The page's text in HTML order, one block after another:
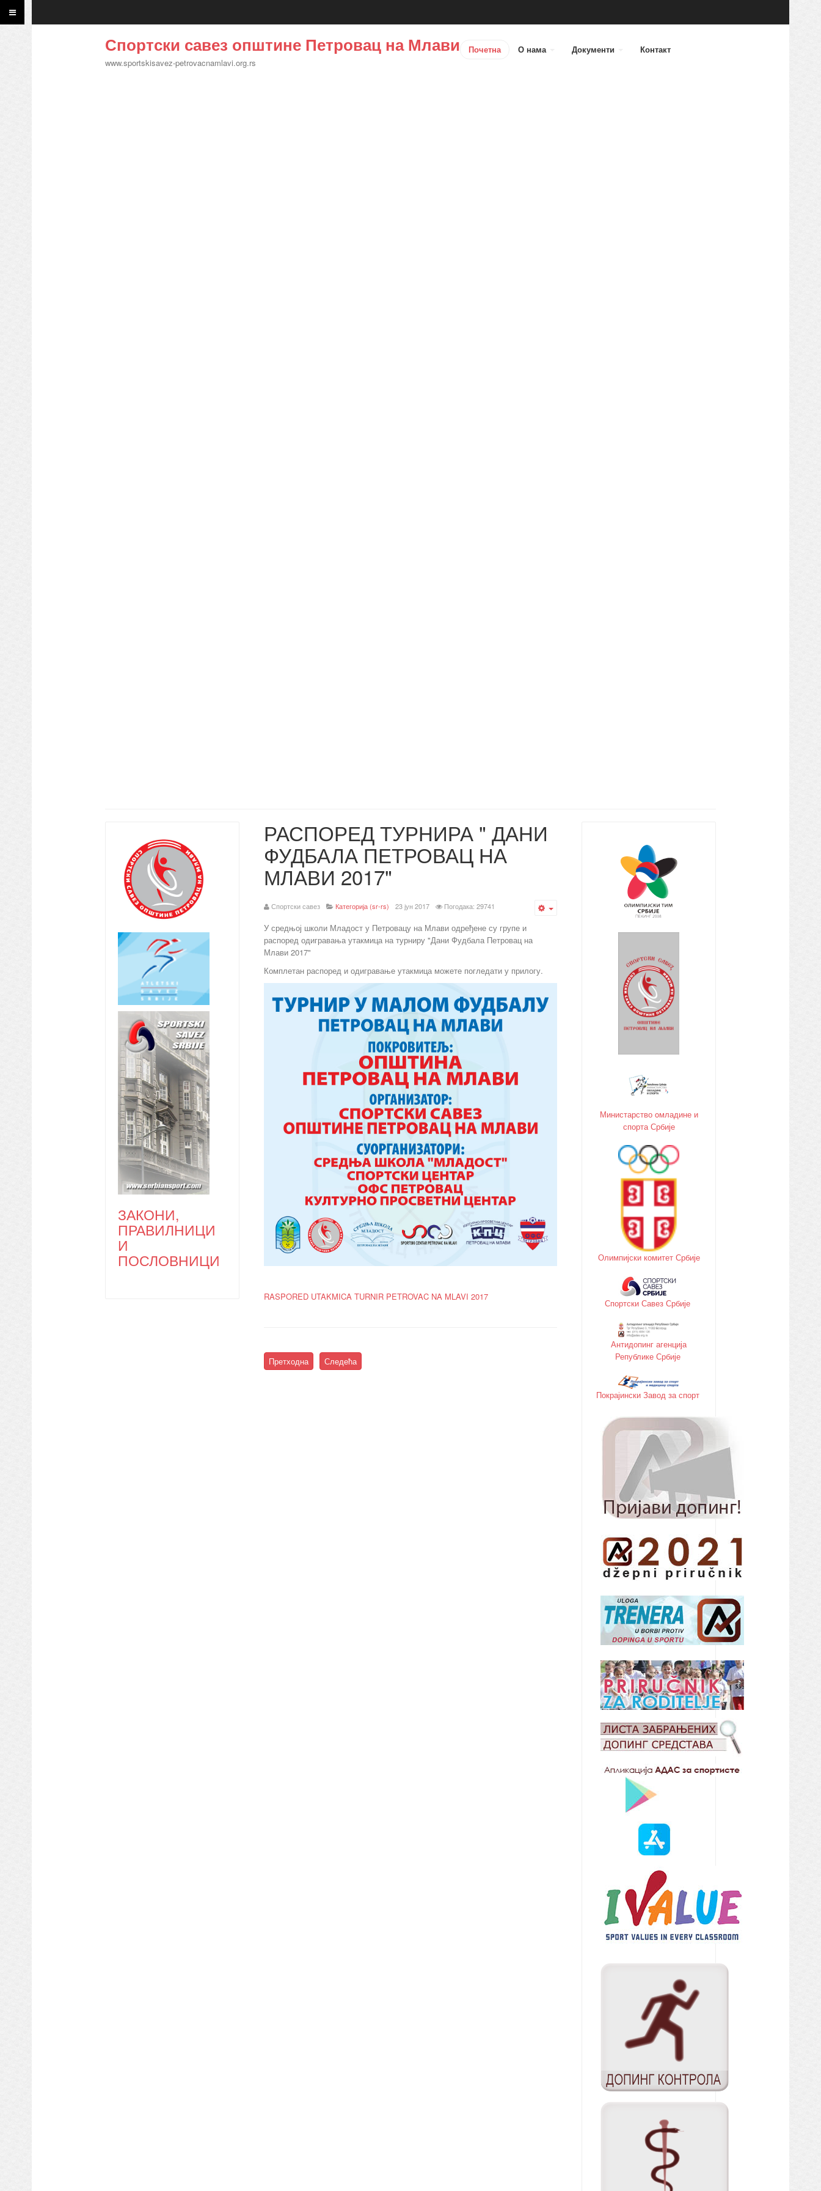
Спортски савез општине Петровац на Млави
www.sportskisavez-petrovacnamlavi.org.rs
Почетна О нама Документи Контакт
РАСПОРЕД ТУРНИРА " ДАНИ
ФУДБАЛА ПЕТРОВАЦ НА
МЛАВИ 2017"
Спортски савез Категорија (sr-rs) 23 јун 2017 Погодака: 29741
У средњој школи Младост у Петровацу на Млави одређене су групе и
распоред одигравања утакмица на турниру "Дани Фудбала Петровац на
Млави 2017"
Комплетан распоред и одигравање утакмица можете погледати у прилогу.
RASPORED UTAKMICA TURNIR PETROVAC NA MLAVI 2017
Претходна Следећа
ЗАКОНИ,
ПРАВИЛНИЦИ
И
ПОСЛОВНИЦИ
Министарство oмладине и
спорта Србије
Олимпијски комитет Србије
Спортски Савез Србије
Антидопинг агенција
Републике Србије
Покрајински Завод за спорт